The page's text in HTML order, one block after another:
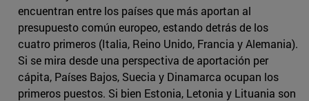
encuentran entre los países que más aportan al
presupuesto común europeo, estando detrás de los
cuatro primeros (Italia, Reino Unido, Francia y Alemania).
Si se mira desde una perspectiva de aportación per
cápita, Países Bajos, Suecia y Dinamarca ocupan los
primeros puestos. Si bien Estonia, Letonia y Lituania son